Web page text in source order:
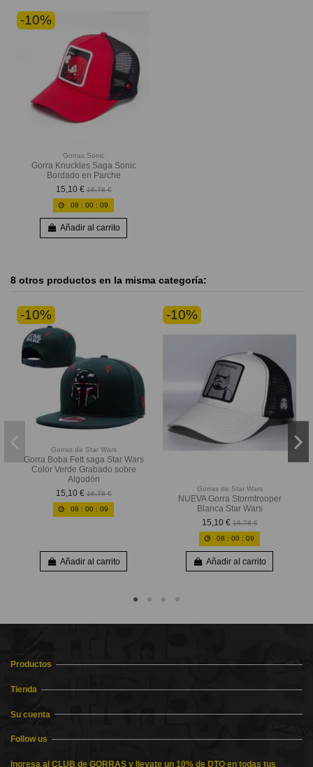
-10%
Gorras Sonic
Gorra Knuckles Saga Sonic
Bordado en Parche
15,10 € 16,78 €
08 :00 :08
Añadir al carrito
8 otros productos en la misma categoría:
-10%
Gorras de Star Wars
Gorra Boba Fett saga Star Wars
Color Verde Grabado sobre
Algodón
15,10 € 16,78 €
08 :00 :08
Añadir al carrito
-10%
Gorras de Star Wars
NUEVA Gorra Stormtrooper
Blanca Star Wars
15,10 € 16,78 €
08 :00 :08
Añadir al carrito
Productos
Tienda
Su cuenta
Follow us
Ingresa al CLUB de GORRAS y llevate un 10% de DTO en todas tus